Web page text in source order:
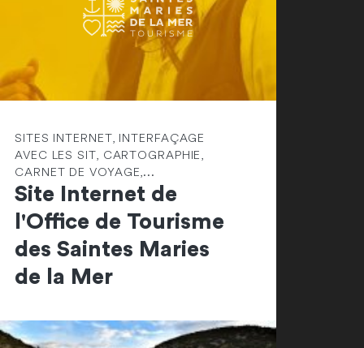
SITES INTERNET, INTERFAÇAGE
AVEC LES SIT, CARTOGRAPHIE,
CARNET DE VOYAGE,...
Site Internet de
l'Office de Tourisme
des Saintes Maries
de la Mer